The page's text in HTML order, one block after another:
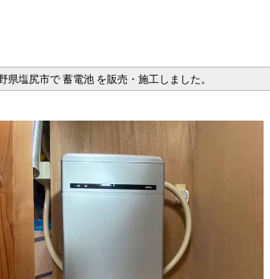
県塩尻市で 蓄電池 を販売・施工しました。